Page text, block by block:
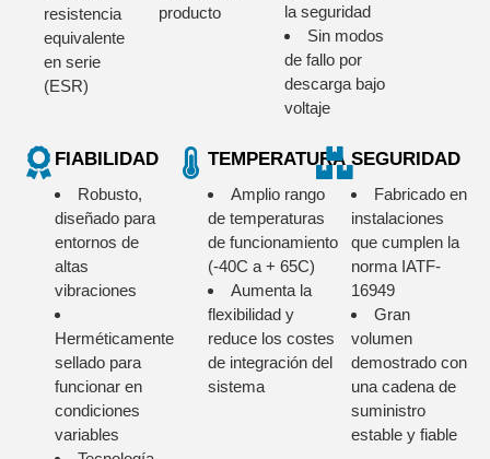
resistencia
equivalente
en serie
(ESR)
producto
la seguridad
Sin modos
de fallo por
descarga bajo
voltaje
FIABILIDAD
Robusto,
diseñado para
entornos de
altas
vibraciones
Herméticamente
sellado para
funcionar en
condiciones
variables
TEMPERATURA
Amplio rango
de temperaturas
de funcionamiento
(-40C a + 65C)
Aumenta la
flexibilidad y
reduce los costes
de integración del
sistema
SEGURIDAD
Fabricado en
instalaciones
que cumplen la
norma IATF-
16949
Gran
volumen
demostrado con
una cadena de
suministro
estable y fiable